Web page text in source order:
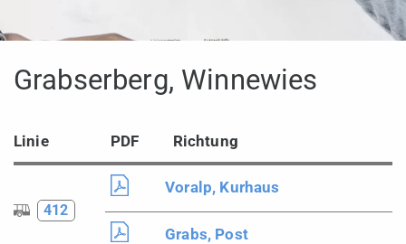
Grabserberg, Winnewies
Linie PDF Richtung
412
Voralp, Kurhaus
Grabs, Post